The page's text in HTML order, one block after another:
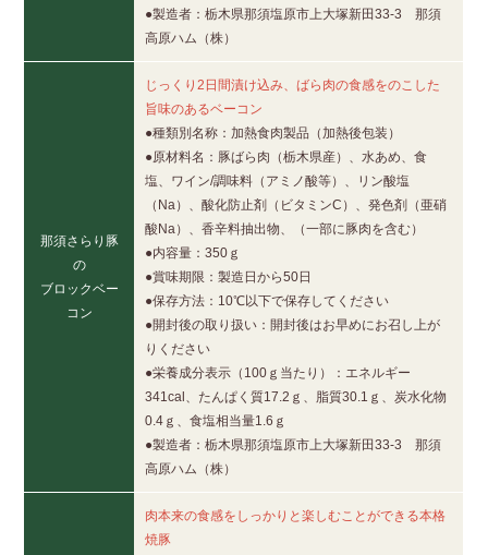
●製造者：栃木県那須塩原市上大塚新田33-3 那須
高原ハム（株）
那須さらり豚
の
ブロックベー
コン
じっくり2日間漬け込み、ばら肉の食感をのこした
旨味のあるベーコン
●種類別名称：加熱食肉製品（加熱後包装）
●原材料名：豚ばら肉（栃木県産）、水あめ、食
塩、ワイン/調味料（アミノ酸等）、リン酸塩
（Na）、酸化防止剤（ビタミンC）、発色剤（亜硝
酸Na）、香辛料抽出物、（一部に豚肉を含む）
●内容量：350ｇ
●賞味期限：製造日から50日
●保存方法：10℃以下で保存してください
●開封後の取り扱い：開封後はお早めにお召し上が
りください
●栄養成分表示（100ｇ当たり）：エネルギー
341cal、たんぱく質17.2ｇ、脂質30.1ｇ、炭水化物
0.4ｇ、食塩相当量1.6ｇ
●製造者：栃木県那須塩原市上大塚新田33-3 那須
高原ハム（株）
肉本来の食感をしっかりと楽しむことができる本格
焼豚